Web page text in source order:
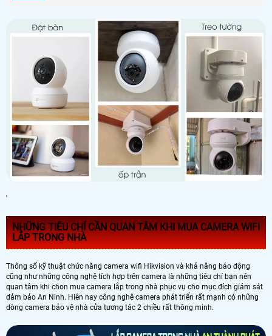
'
NHỮNG TIÊU CHÍ CẦN QUAN TÂM KHI MUA CAMERA WIFI
LẮP TRONG NHÀ
Thông số kỹ thuật chức năng camera wifi Hikvision và khả năng báo động
cũng như những công nghệ tích hợp trên camera là những tiêu chí bạn nên
quan tâm khi chon mua camera lắp trong nhà phục vụ cho mục đích giám sát
đảm bảo An Ninh. Hiên nay công nghê camera phát triển rất mạnh có những
dòng camera bảo vệ nhà cửa tương tác 2 chiều rất thông minh.